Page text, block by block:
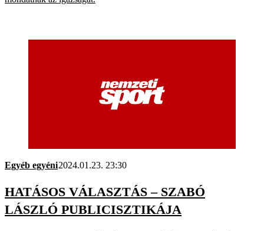
Egyéb egyéni2024.01.23. 23:30
HATÁSOS VÁLASZTÁS – SZABÓ
LÁSZLÓ PUBLICISZTIKÁJA